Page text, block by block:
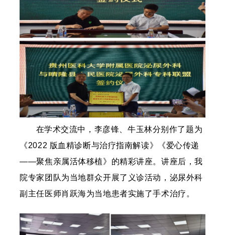
在学术交流中，李彦锋、牛玉林分别作了题为
《2022 版血精诊断与治疗指南解读》《爱心传递
——聚焦亲属活体移植》的精彩讲座。讲座后，我
院专家团队为当地群众开展了义诊活动，泌尿外科
副主任医师肖跃海为当地患者实施了手术治疗。